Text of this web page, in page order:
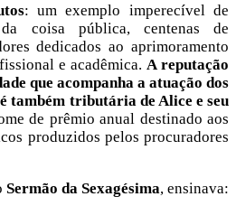
: um exemplo imperecível de
coisa pública, centenas de
dedicados ao aprimoramento
e acadêmica. A reputação
que acompanha a atuação dos
também tributária de Alice e seu
de prêmio anual destinado aos
produzidos pelos procuradores
Sermão da Sexagésima, ensinava: